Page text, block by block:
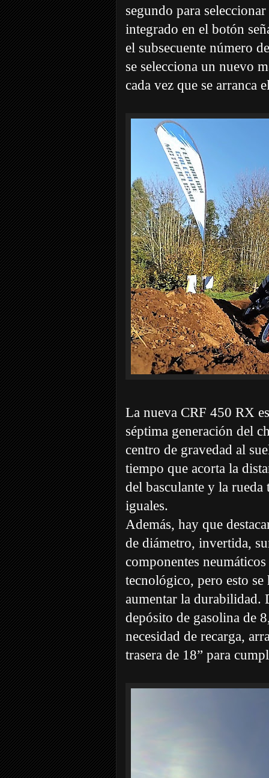
segundo para
integrado en el botón
el subsecuente número
se selecciona un nuevo
cada vez que se arranca
La nueva CRF 450 RX
séptima generación del
centro de gravedad al
tiempo que acorta la
del basculante y la
iguales.
Además, hay que
de diámetro, invertida,
componentes
tecnológico, pero esto
aumentar la durabilidad.
depósito de gasolina de
necesidad de recarga,
trasera de 18” para